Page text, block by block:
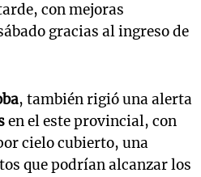
con mejoras
gracias al ingreso de
, también rigió una alerta
en el este provincial, con
cielo cubierto, una
que podrían alcanzar los